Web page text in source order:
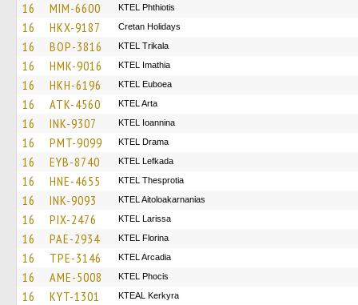
16 MIM-6600 ΚΤΕL Phthiotis
16 HKX-9187 Cretan Holidays
16 BOP-3816 ΚΤΕL Τrikala
16 HMK-9016 KTEL Imathia
16 HKH-6196 ΚΤΕL Euboea
16 ATK-4560 KTEL Arta
16 INK-9307 KTEL Ioannina
16 PMT-9099 KTEL Drama
16 EYB-8740 KTEL Lefkada
16 HNE-4655 KTEL Thesprotia
16 INK-9093 KTEL Aitoloakarnanias
16 PIX-2476 KTEL Larissa
16 PAE-2934 KTEL Florina
16 TPE-3146 KTEL Arcadia
16 AME-5008 ΚΤΕL Phocis
16 KYT-1301 KTEAL Kerkyra